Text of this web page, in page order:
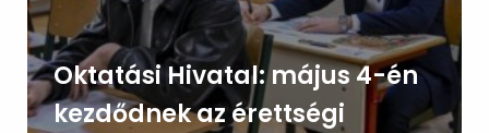
Oktatási Hivatal: május 4-én
kezdődnek az érettségi